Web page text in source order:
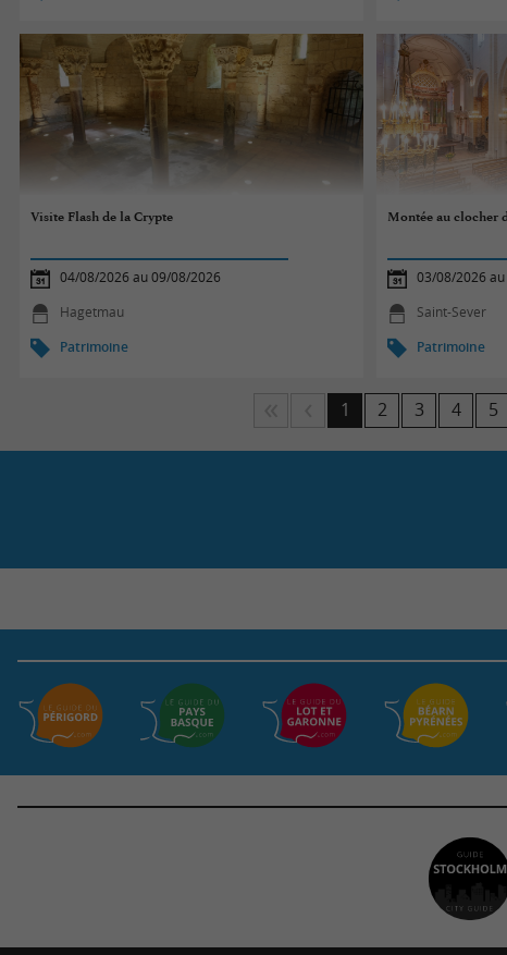
Visite Flash de la Crypte
04/08/2026 au 09/08/2026
Hagetmau
Patrimoine
Montée au clocher
03/08/2026
Saint-Sever
Patrimoine
1 2 3 4 5